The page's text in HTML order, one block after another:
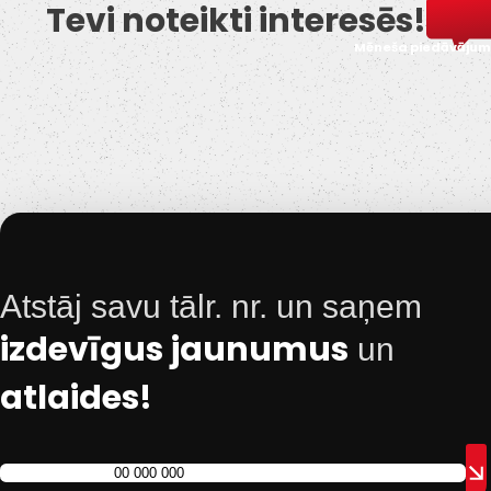
Tevi noteikti interesēs!
Mēneša piedāvājums
Atstāj savu tālr. nr. un saņem
izdevīgus jaunumus un
atlaides!